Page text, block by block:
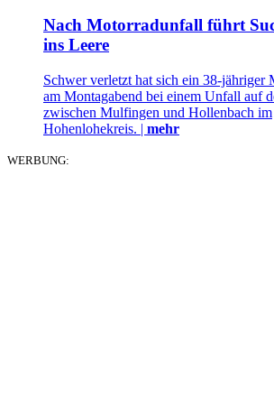
Nach Motorradunfall führt
ins Leere
Schwer verletzt hat sich ein 38-jähriger
am Montagabend bei einem Unfall auf
zwischen Mulfingen und Hollenbach im
Hohenlohekreis. | mehr
WERBUNG: